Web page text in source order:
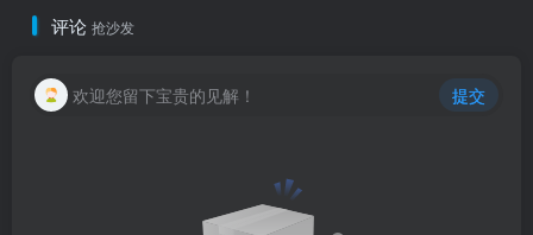
评论 抢沙发
欢迎您留下宝贵的见解！ 提交